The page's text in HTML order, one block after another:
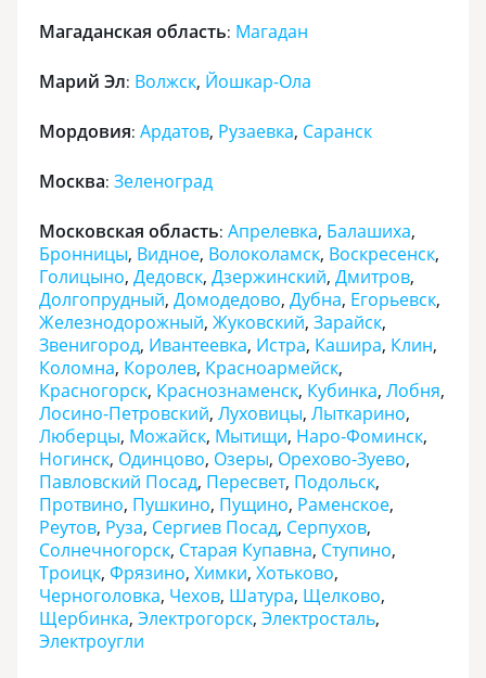
Магаданская область: Магадан
Марий Эл: Волжск, Йошкар-Ола
Мордовия: Ардатов, Рузаевка, Саранск
Москва: Зеленоград
Московская область: Апрелевка, Балашиха,
Бронницы, Видное, Волоколамск, Воскресенск,
Голицыно, Дедовск, Дзержинский, Дмитров,
Долгопрудный, Домодедово, Дубна, Егорьевск,
Железнодорожный, Жуковский, Зарайск,
Звенигород, Ивантеевка, Истра, Кашира, Клин,
Коломна, Королев, Красноармейск,
Красногорск, Краснознаменск, Кубинка, Лобня,
Лосино-Петровский, Луховицы, Лыткарино,
Люберцы, Можайск, Мытищи, Наро-Фоминск,
Ногинск, Одинцово, Озеры, Орехово-Зуево,
Павловский Посад, Пересвет, Подольск,
Протвино, Пушкино, Пущино, Раменское,
Реутов, Руза, Сергиев Посад, Серпухов,
Солнечногорск, Старая Купавна, Ступино,
Троицк, Фрязино, Химки, Хотьково,
Черноголовка, Чехов, Шатура, Щелково,
Щербинка, Электрогорск, Электросталь,
Электроугли